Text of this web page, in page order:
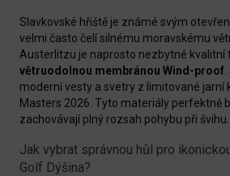
Slavkovské hřiště je známé svým
velmi často čelí silnému moravskému
Austerlitzu je naprosto nezbytné kvalitní
větruodolnou membránou Wind-proof
moderní vesty a svetry z limitované jarní
Masters 2026. Tyto materiály perfektně
zachovávají plný rozsah pohybu při švihu.
Jak vybrat správnou hůl pro
Golf Dýšina?